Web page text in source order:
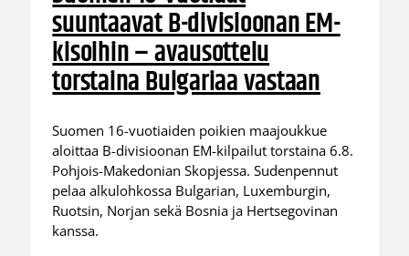
suuntaavat B-divisioonan EM-
kisoihin – avausottelu
torstaina Bulgariaa vastaan
Suomen 16-vuotiaiden poikien maajoukkue
aloittaa B-divisioonan EM-kilpailut torstaina 6.8.
Pohjois-Makedonian Skopjessa. Sudenpennut
pelaa alkulohkossa Bulgarian, Luxemburgin,
Ruotsin, Norjan sekä Bosnia ja Hertsegovinan
kanssa.